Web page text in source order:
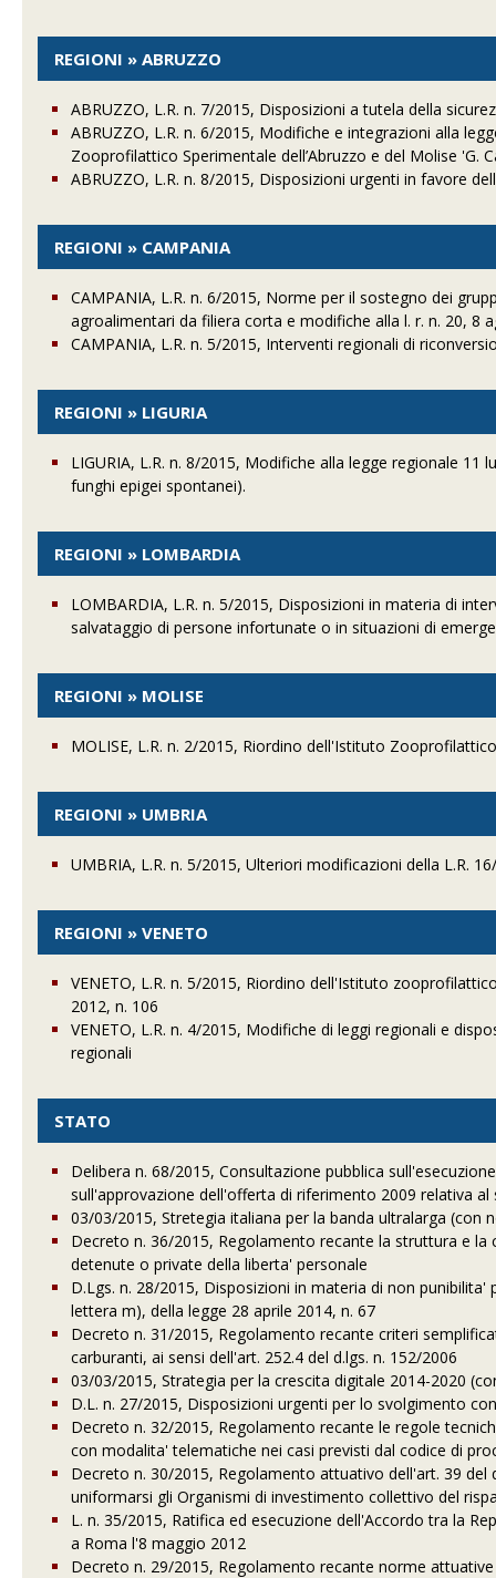
REGIONI » ABRUZZO
ABRUZZO, L.R. n. 7/2015, Disposizioni a tutela della
ABRUZZO, L.R. n. 6/2015, Modifiche e integrazioni alla
Zooprofilattico Sperimentale dell’Abruzzo e del Molise 'G.
ABRUZZO, L.R. n. 8/2015, Disposizioni urgenti in favore
REGIONI » CAMPANIA
CAMPANIA, L.R. n. 6/2015, Norme per il sostegno dei
agroalimentari da filiera corta e modifiche alla l. r. n. 20, 8
CAMPANIA, L.R. n. 5/2015, Interventi regionali di
REGIONI » LIGURIA
LIGURIA, L.R. n. 8/2015, Modifiche alla legge regionale
funghi epigei spontanei).
REGIONI » LOMBARDIA
LOMBARDIA, L.R. n. 5/2015, Disposizioni in materia di
salvataggio di persone infortunate o in situazioni di
REGIONI » MOLISE
MOLISE, L.R. n. 2/2015, Riordino dell'Istituto
REGIONI » UMBRIA
UMBRIA, L.R. n. 5/2015, Ulteriori modificazioni della L.R.
REGIONI » VENETO
VENETO, L.R. n. 5/2015, Riordino dell'Istituto
2012, n. 106
VENETO, L.R. n. 4/2015, Modifiche di leggi regionali e
regionali
STATO
Delibera n. 68/2015, Consultazione pubblica
sull'approvazione dell'offerta di riferimento 2009 relativa
03/03/2015, Stretegia italiana per la banda ultralarga (con
Decreto n. 36/2015, Regolamento recante la struttura e
detenute o private della liberta' personale
D.Lgs. n. 28/2015, Disposizioni in materia di non
lettera m), della legge 28 aprile 2014, n. 67
Decreto n. 31/2015, Regolamento recante criteri
carburanti, ai sensi dell'art. 252.4 del d.lgs. n. 152/2006
03/03/2015, Strategia per la crescita digitale 2014-2020
D.L. n. 27/2015, Disposizioni urgenti per lo svolgimento
Decreto n. 32/2015, Regolamento recante le regole
con modalita' telematiche nei casi previsti dal codice di
Decreto n. 30/2015, Regolamento attuativo dell'art. 39 del
uniformarsi gli Organismi di investimento collettivo del
L. n. 35/2015, Ratifica ed esecuzione dell'Accordo tra la
a Roma l'8 maggio 2012
Decreto n. 29/2015, Regolamento recante norme